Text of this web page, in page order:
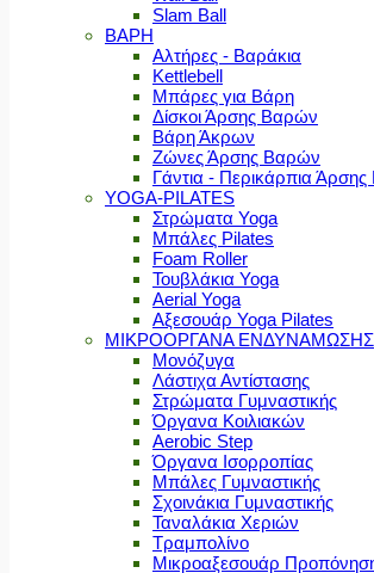
Slam Ball
ΒΑΡΗ
Αλτήρες - Βαράκια
Kettlebell
Μπάρες για Βάρη
Δίσκοι Άρσης Βαρών
Βάρη Άκρων
Ζώνες Άρσης Βαρών
Γάντια - Περικάρπια
YOGA-PILATES
Στρώματα Yoga
Μπάλες Pilates
Foam Roller
Τουβλάκια Yoga
Aerial Yoga
Αξεσουάρ Yoga Pilates
ΜΙΚΡΟΟΡΓΑΝΑ ΕΝΔΥΝΑΜΩΣΗΣ
Μονόζυγα
Λάστιχα Αντίστασης
Στρώματα Γυμναστικής
Όργανα Κοιλιακών
Aerobic Step
Όργανα Ισορροπίας
Μπάλες Γυμναστικής
Σχοινάκια Γυμναστικής
Ταναλάκια Χεριών
Τραμπολίνο
Μικροαξεσουάρ